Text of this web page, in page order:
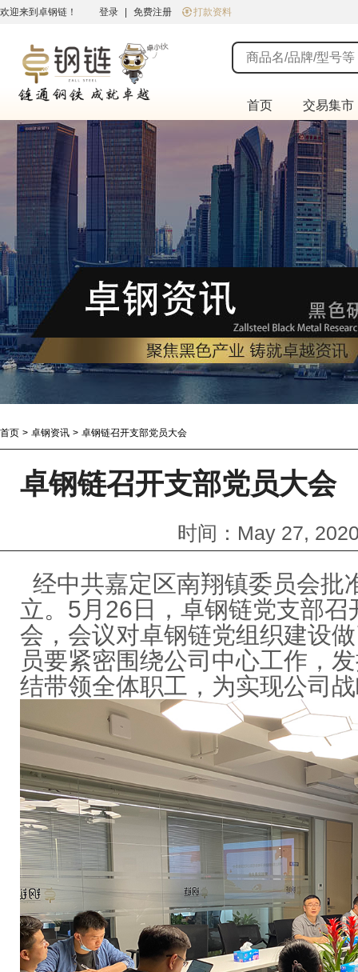
欢迎来到卓钢链！ 登录 免费注册 打款资料
首页 交易集市
首页 > 卓钢资讯 > 卓钢链召开支部党员大会
卓钢链召开支部党员大会
时间：May 27,
经中共嘉定区南翔镇委员会批
立。5月26日，卓钢链党支部
会，会议对卓钢链党组织建设
员要紧密围绕公司中心工作，
结带领全体职工，为实现公司